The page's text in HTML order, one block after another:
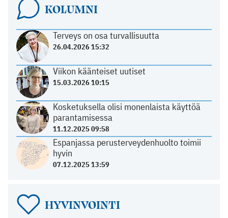
KOLUMNI
Terveys on osa turvallisuutta
26.04.2026 15:32
Viikon käänteiset uutiset
15.03.2026 10:15
Kosketuksella olisi monenlaista käyttöä
parantamisessa
11.12.2025 09:58
Espanjassa perusterveydenhuolto toimii
hyvin
07.12.2025 13:59
HYVINVOINTI